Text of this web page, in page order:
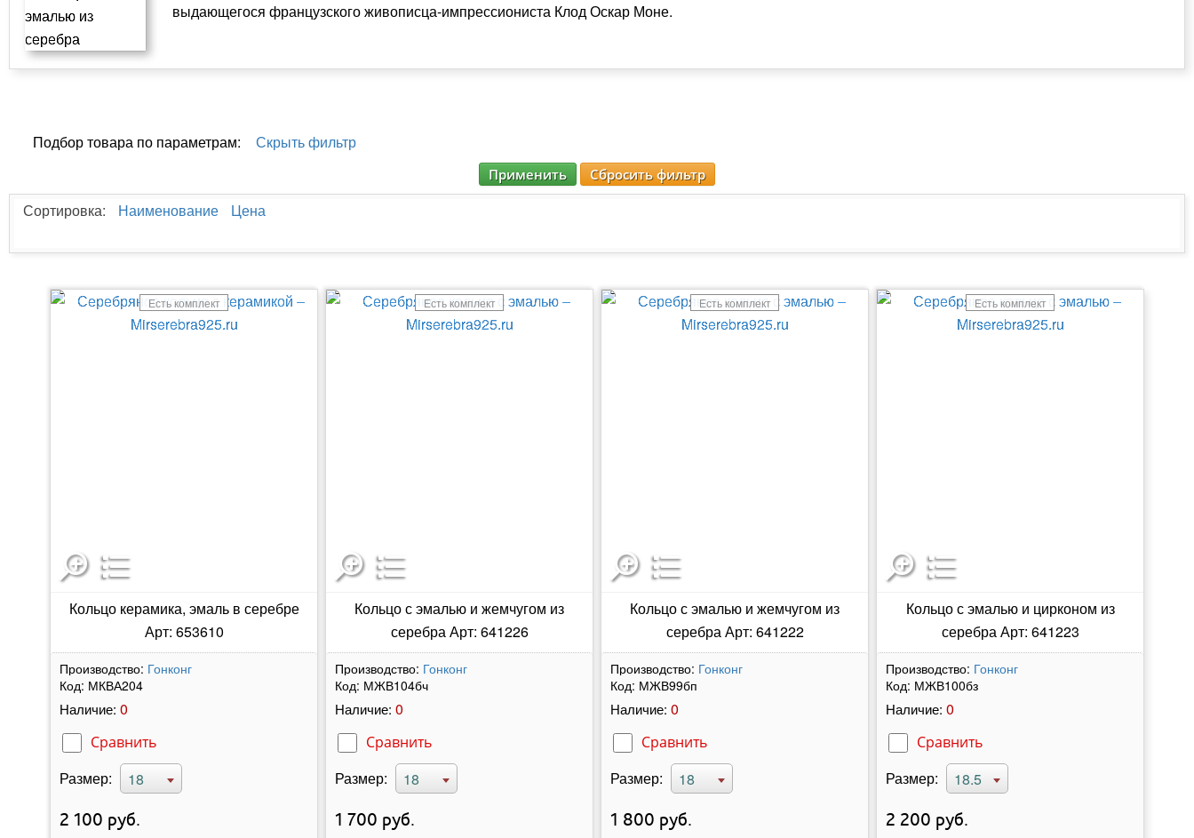
выдающегося французского живописца-импрессиониста Клод Оскар Моне.
Подбор товара по параметрам: Скрыть фильтр
Применить Сбросить фильтр
Сортировка: Наименование Цена
Есть комплект
Кольцо керамика, эмаль в серебре
Арт: 653610
Производство: Гонконг
Код: МКВА204
Наличие: 0
Сравнить
Размер: 18
2 100 руб.
Есть комплект
Кольцо с эмалью и жемчугом из
серебра Арт: 641226
Производство: Гонконг
Код: МЖВ104бч
Наличие: 0
Сравнить
Размер: 18
1 700 руб.
Есть комплект
Кольцо с эмалью и жемчугом из
серебра Арт: 641222
Производство: Гонконг
Код: МЖВ99бп
Наличие: 0
Сравнить
Размер: 18
1 800 руб.
Есть комплект
Кольцо с эмалью и цирконом из
серебра Арт: 641223
Производство: Гонконг
Код: МЖВ100бз
Наличие: 0
Сравнить
Размер: 18.5
2 200 руб.